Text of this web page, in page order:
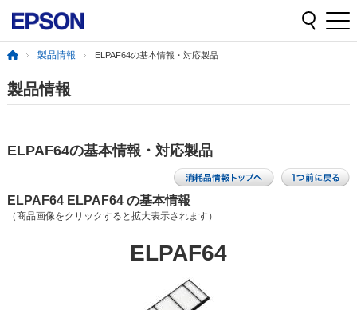
製品情報 ELPAF64の基本情報・対応製品
製品情報
ELPAF64の基本情報・対応製品
ELPAF64 ELPAF64 の基本情報
（商品画像をクリックすると拡大表示されます）
ELPAF64